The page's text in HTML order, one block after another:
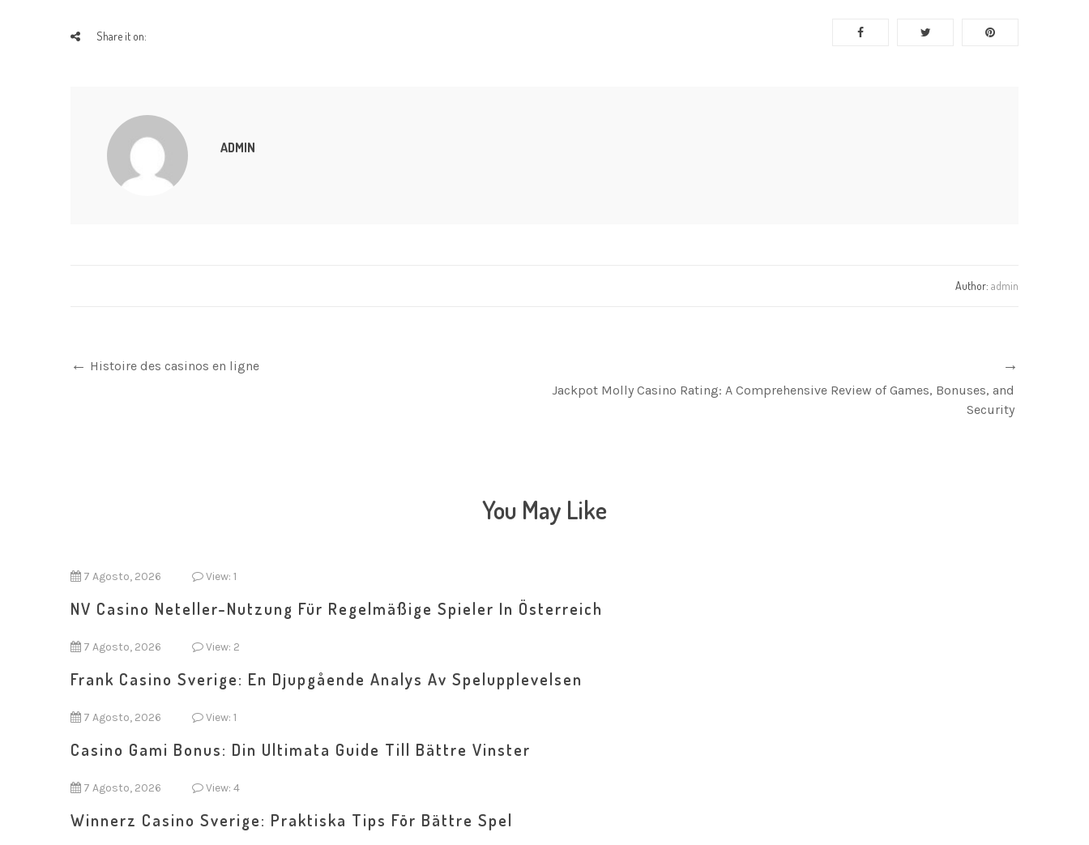
Share it on:
ADMIN
Author: admin
Histoire des casinos en ligne
Jackpot Molly Casino Rating: A Comprehensive Review of Games, Bonuses, and
Security
You May Like
7 Agosto, 2026 View: 1
NV Casino Neteller-Nutzung Für Regelmäßige Spieler In Österreich
7 Agosto, 2026 View: 2
Frank Casino Sverige: En Djupgående Analys Av Spelupplevelsen
7 Agosto, 2026 View: 1
Casino Gami Bonus: Din Ultimata Guide Till Bättre Vinster
7 Agosto, 2026 View: 4
Winnerz Casino Sverige: Praktiska Tips För Bättre Spel